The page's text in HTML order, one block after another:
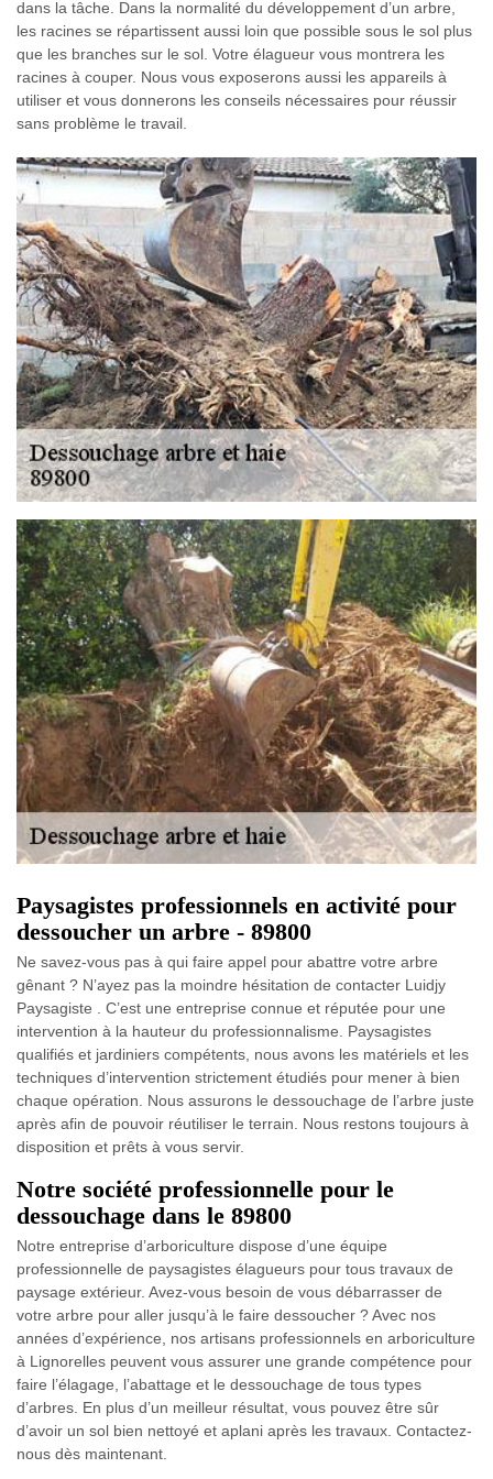
dans la tâche. Dans la normalité du développement d’un arbre,
les racines se répartissent aussi loin que possible sous le sol plus
que les branches sur le sol. Votre élagueur vous montrera les
racines à couper. Nous vous exposerons aussi les appareils à
utiliser et vous donnerons les conseils nécessaires pour réussir
sans problème le travail.
Paysagistes professionnels en activité pour
dessoucher un arbre - 89800
Ne savez-vous pas à qui faire appel pour abattre votre arbre
gênant ? N’ayez pas la moindre hésitation de contacter Luidjy
Paysagiste . C’est une entreprise connue et réputée pour une
intervention à la hauteur du professionnalisme. Paysagistes
qualifiés et jardiniers compétents, nous avons les matériels et les
techniques d’intervention strictement étudiés pour mener à bien
chaque opération. Nous assurons le dessouchage de l’arbre juste
après afin de pouvoir réutiliser le terrain. Nous restons toujours à
disposition et prêts à vous servir.
Notre société professionnelle pour le
dessouchage dans le 89800
Notre entreprise d’arboriculture dispose d’une équipe
professionnelle de paysagistes élagueurs pour tous travaux de
paysage extérieur. Avez-vous besoin de vous débarrasser de
votre arbre pour aller jusqu’à le faire dessoucher ? Avec nos
années d’expérience, nos artisans professionnels en arboriculture
à Lignorelles peuvent vous assurer une grande compétence pour
faire l’élagage, l’abattage et le dessouchage de tous types
d’arbres. En plus d’un meilleur résultat, vous pouvez être sûr
d’avoir un sol bien nettoyé et aplani après les travaux. Contactez-
nous dès maintenant.